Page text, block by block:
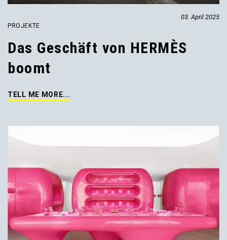
03. April 2025
PROJEKTE
Das Geschäft von HERMÈS
boomt
TELL ME MORE...